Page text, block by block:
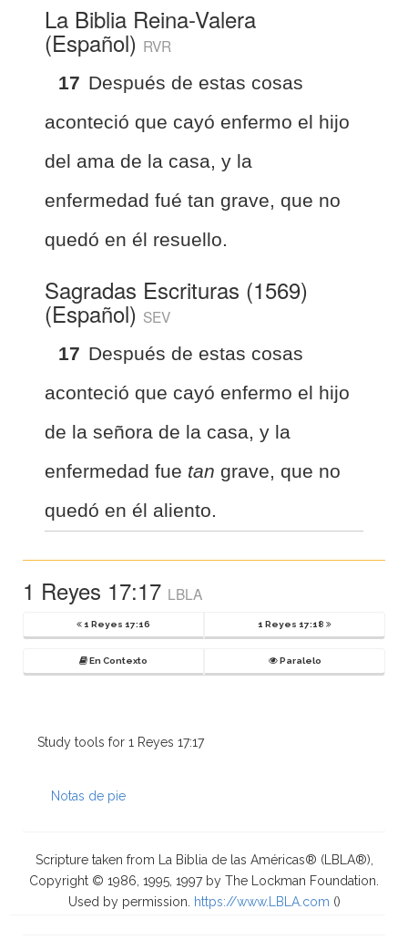
La Biblia Reina-Valera
(Español) RVR
17 Después de estas cosas
aconteció que cayó enfermo el hijo
del ama de la casa, y la
enfermedad fué tan grave, que no
quedó en él resuello.
Sagradas Escrituras (1569)
(Español) SEV
17 Después de estas cosas
aconteció que cayó enfermo el hijo
de la señora de la casa, y la
enfermedad fue tan grave, que no
quedó en él aliento.
1 Reyes 17:17 LBLA
1 Reyes 17:16 1 Reyes 17:18
En Contexto Paralelo
Study tools for 1 Reyes 17:17
Notas de pie
Scripture taken from La Biblia de las Américas® (LBLA®),
Copyright © 1986, 1995, 1997 by The Lockman Foundation.
Used by permission.
https://www.LBLA.com ()